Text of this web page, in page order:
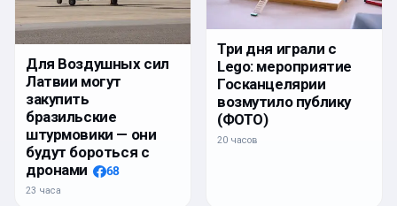
Для Воздушных сил
Латвии могут
закупить
бразильские
штурмовики — они
будут бороться с
дронами
68
23 часа
Три дня играли с
Lego: мероприятие
Госканцелярии
возмутило публику
(ФОТО)
20 часов